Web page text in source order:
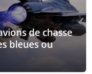
de chasse
bleues ou